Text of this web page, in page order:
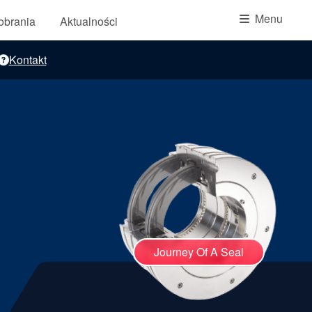
Aktualności Menu
Kontakt
Journey Of A Seal